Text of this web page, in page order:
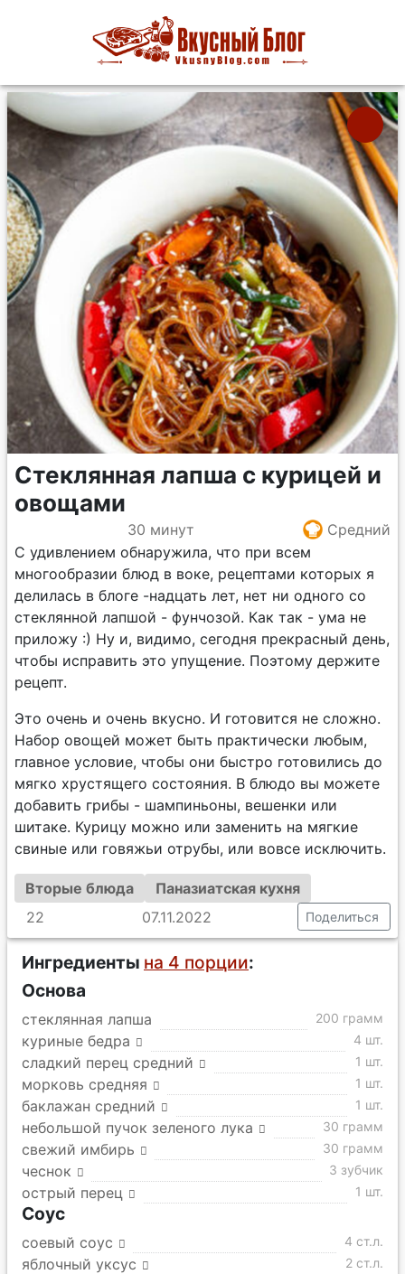
Стеклянная лапша с курицей и
овощами
30 минут
Средний
С удивлением обнаружила, что при всем
многообразии блюд в воке, рецептами которых я
делилась в блоге -надцать лет, нет ни одного со
стеклянной лапшой - фунчозой. Как так - ума не
приложу :) Ну и, видимо, сегодня прекрасный день,
чтобы исправить это упущение. Поэтому держите
рецепт.
Это очень и очень вкусно. И готовится не сложно.
Набор овощей может быть практически любым,
главное условие, чтобы они быстро готовились до
мягко хрустящего состояния. В блюдо вы можете
добавить грибы - шампиньоны, вешенки или
шитаке. Курицу можно или заменить на мягкие
свиные или говяжьи отрубы, или вовсе исключить.
Вторые блюда
Паназиатская кухня
22
07.11.2022 Поделиться
Ингредиенты на 4 порции:
Основа
стеклянная лапша 200 грамм
куриные бедра 4 шт.
сладкий перец средний 1 шт.
морковь средняя 1 шт.
баклажан средний 1 шт.
небольшой пучок зеленого лука 30 грамм
свежий имбирь 30 грамм
чеснок 3 зубчик
острый перец 1 шт.
Соус
соевый соус 4 ст.л.
яблочный уксус 2 ст.л.